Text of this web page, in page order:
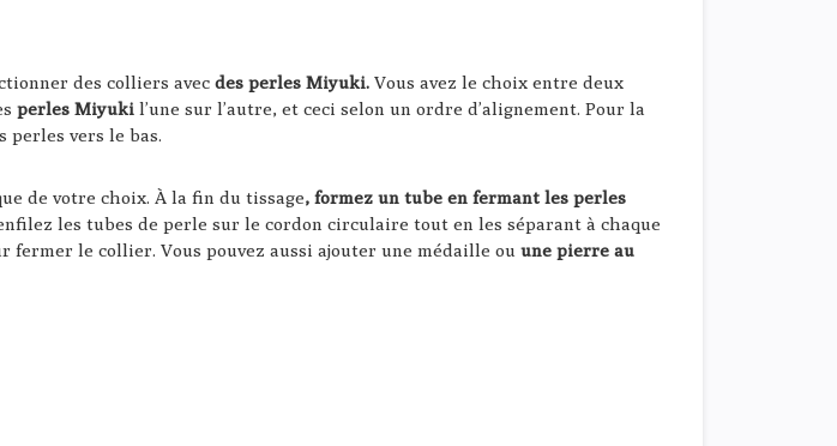
des colliers avec des perles Miyuki. Vous avez le choix entre deux
perles Miyuki l’une sur l’autre, et ceci selon un ordre d’alignement. Pour la
perles vers le bas.
de votre choix. À la fin du tissage, formez un tube en fermant les perles
les tubes de perle sur le cordon circulaire tout en les séparant à chaque
le collier. Vous pouvez aussi ajouter une médaille ou une pierre au